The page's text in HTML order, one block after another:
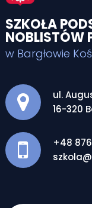
SZKOŁA
NOBLISTÓW
w Bargłowie
Adres
ul.
16-320
+48